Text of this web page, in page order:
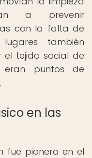
a prevenir
con la falta de
también
tejido social de
puntos de
en las
fue pionera en el